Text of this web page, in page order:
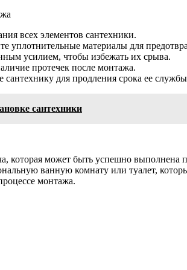
всех элементов сантехники.
уплотнительные материалы для
усилием, чтобы избежать их срыва.
протечек после монтажа.
для продления срока ее
сантехники
которая может быть успешно
ванную комнату или туалет,
монтажа.